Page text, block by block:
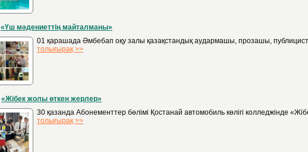
«Үш мәдениеттің майталманы»
01 қарашада Әмбебап оқу залы қазақстандық аудармашы, прозашы,
толығырақ >>
«Жібек жолы өткен жерлер»
30 қазанда Абонементтер бөлімі Қостанай автомобиль көлігі колледжінде
толығырақ >>